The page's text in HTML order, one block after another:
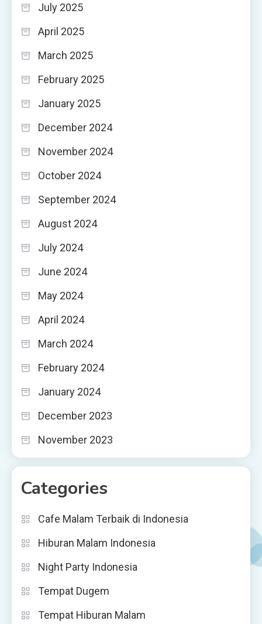
July 2025
April 2025
March 2025
February 2025
January 2025
December 2024
November 2024
October 2024
September 2024
August 2024
July 2024
June 2024
May 2024
April 2024
March 2024
February 2024
January 2024
December 2023
November 2023
Categories
Cafe Malam Terbaik di Indonesia
Hiburan Malam Indonesia
Night Party Indonesia
Tempat Dugem
Tempat Hiburan Malam